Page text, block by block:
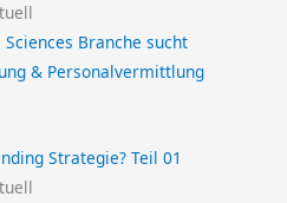
Branche sucht
& Personalvermittlung